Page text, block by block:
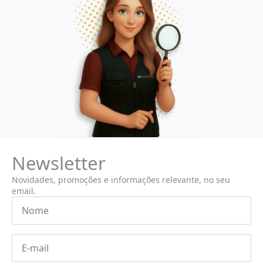
Newsletter
Novidades, promoções e informações relevante, no seu
email.
Nome
Email